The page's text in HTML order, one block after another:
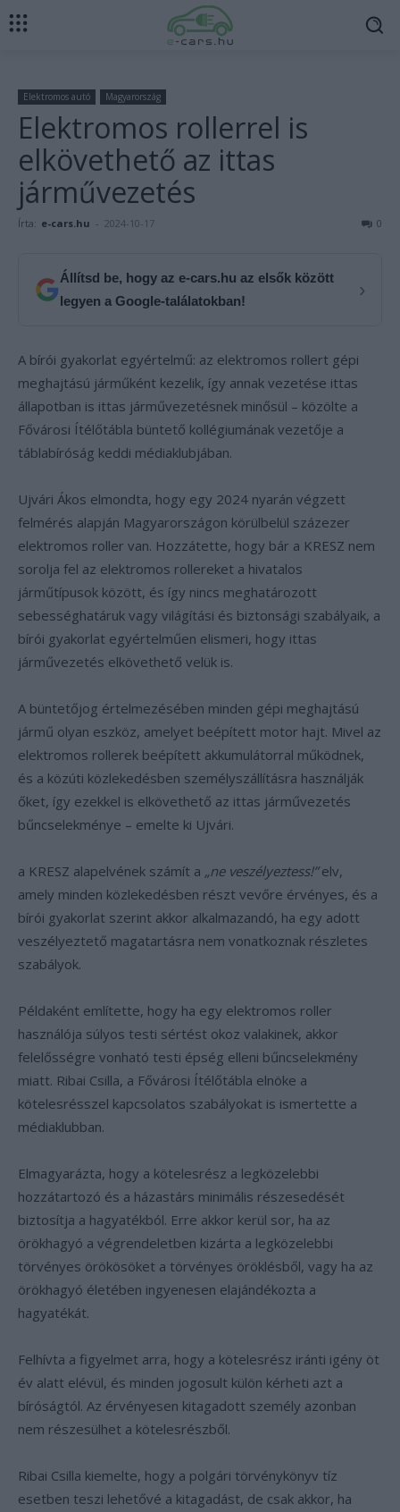
Elektromos autó Magyarország
Elektromos rollerrel is
elkövethető az ittas
járművezetés
Írta: e-cars.hu - 2024-10-17 0
Állítsd be, hogy az e-cars.hu az elsők között
legyen a Google-találatokban!
›
A bírói gyakorlat egyértelmű: az elektromos rollert gépi
meghajtású járműként kezelik, így annak vezetése ittas
állapotban is ittas járművezetésnek minősül – közölte a
Fővárosi Ítélőtábla büntető kollégiumának vezetője a
táblabíróság keddi médiaklubjában.
Ujvári Ákos elmondta, hogy egy 2024 nyarán végzett
felmérés alapján Magyarországon körülbelül százezer
elektromos roller van. Hozzátette, hogy bár a KRESZ nem
sorolja fel az elektromos rollereket a hivatalos
járműtípusok között, és így nincs meghatározott
sebességhatáruk vagy világítási és biztonsági szabályaik, a
bírói gyakorlat egyértelműen elismeri, hogy ittas
járművezetés elkövethető velük is.
A büntetőjog értelmezésében minden gépi meghajtású
jármű olyan eszköz, amelyet beépített motor hajt. Mivel az
elektromos rollerek beépített akkumulátorral működnek,
és a közúti közlekedésben személyszállításra használják
őket, így ezekkel is elkövethető az ittas járművezetés
bűncselekménye – emelte ki Ujvári.
a KRESZ alapelvének számít a „ne veszélyeztess!”elv,
amely minden közlekedésben részt vevőre érvényes, és a
bírói gyakorlat szerint akkor alkalmazandó, ha egy adott
veszélyeztető magatartásra nem vonatkoznak részletes
szabályok.
Példaként említette, hogy ha egy elektromos roller
használója súlyos testi sértést okoz valakinek, akkor
felelősségre vonható testi épség elleni bűncselekmény
miatt. Ribai Csilla, a Fővárosi Ítélőtábla elnöke a
kötelesrésszel kapcsolatos szabályokat is ismertette a
médiaklubban.
Elmagyarázta, hogy a kötelesrész a legközelebbi
hozzátartozó és a házastárs minimális részesedését
biztosítja a hagyatékból. Erre akkor kerül sor, ha az
örökhagyó a végrendeletben kizárta a legközelebbi
törvényes örökösöket a törvényes öröklésből, vagy ha az
örökhagyó életében ingyenesen elajándékozta a
hagyatékát.
Felhívta a figyelmet arra, hogy a kötelesrész iránti igény öt
év alatt elévül, és minden jogosult külön kérheti azt a
bíróságtól. Az érvényesen kitagadott személy azonban
nem részesülhet a kötelesrészből.
Ribai Csilla kiemelte, hogy a polgári törvénykönyv tíz
esetben teszi lehetővé a kitagadást, de csak akkor, ha